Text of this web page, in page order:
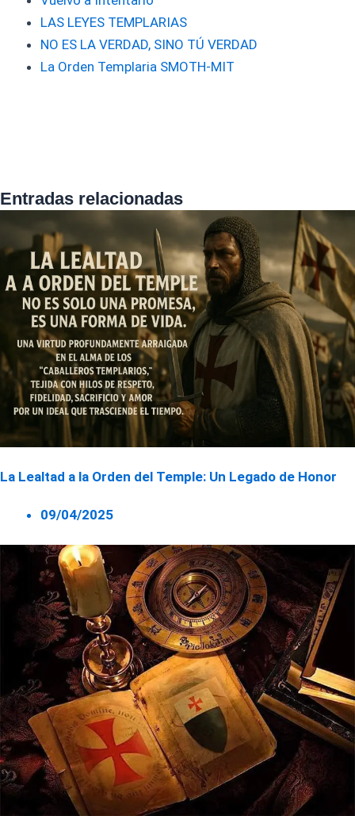
LAS LEYES TEMPLARIAS
NO ES LA VERDAD, SINO TÚ VERDAD
La Orden Templaria SMOTH-MIT
Entradas relacionadas
La Lealtad a la Orden del Temple: Un Legado de Honor
09/04/2025